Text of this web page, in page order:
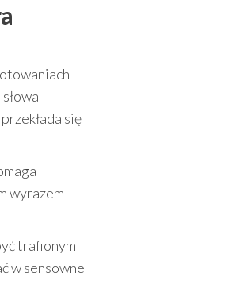
się
wyrazem
trafionym
w sensowne